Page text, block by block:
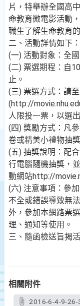
片，特舉辦全國高
命教育微電影活動
職生了解生命教育
二、活動詳情如下：
(一) 活動對象：全
(二) 票選期程：自
止。
(三) 票選方式：請
(http://
人限投一票，以選
(四) 獎勵方式：凡
卷或精美小禮物抽
(五) 抽獎說明：配
行電腦隨機抽獎，
動網站http://
(六) 注意事項：參
不全或錯誤導致無
外，參加本網路票
理、通知等使用。
三、隨函檢送旨揭
相關附件
2016-6-4-9-